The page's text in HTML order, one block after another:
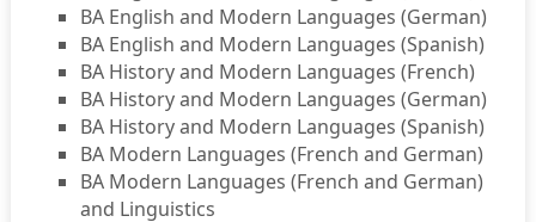
BA English and Modern Languages (German)
BA English and Modern Languages (Spanish)
BA History and Modern Languages (French)
BA History and Modern Languages (German)
BA History and Modern Languages (Spanish)
BA Modern Languages (French and German)
BA Modern Languages (French and German)
and Linguistics